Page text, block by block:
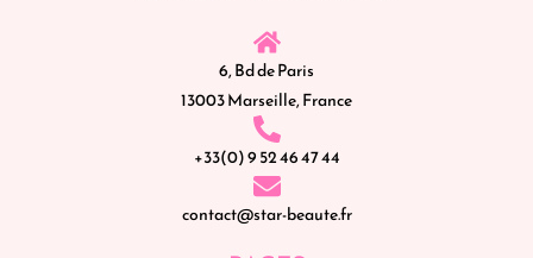
6, Bd de Paris
13003 Marseille, France
+33(0) 9 52 46 47 44
contact@star-beaute.fr